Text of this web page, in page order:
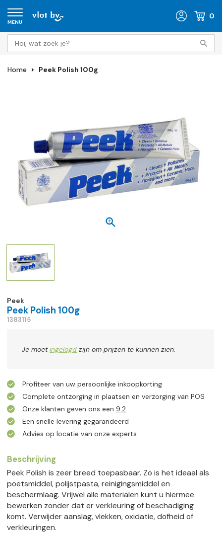
MENU
0
Home Peek Polish 100g
Peek
Peek Polish 100g
1383115
Je moetingelogd zijn om prijzen te kunnen zien.
Profiteer van uw persoonlijke inkoopkorting
Complete ontzorging in plaatsen en verzorging van POS
Onze klanten geven ons een 9.2
Een snelle levering gegarandeerd
Advies op locatie van onze experts
Beschrijving
Peek Polish is zeer breed toepasbaar. Zo is het ideaal als
poetsmiddel, polijstpasta, reinigingsmiddel en
beschermlaag. Vrijwel alle materialen kunt u hiermee
bewerken zonder dat er verkleuring of beschadiging
komt. Verwijder aanslag, vlekken, oxidatie, dofheid of
verkleuringen.